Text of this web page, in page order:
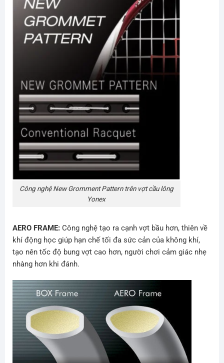
Công nghệ New Gromment Pattern trên vợt cầu lông
Yonex
AERO FRAME: Công nghệ tạo ra cạnh vợt bầu hơn, thiên về
khí động học giúp hạn chế tối đa sức cản của không khí,
tạo nên tốc độ bung vợt cao hơn, người chơi cảm giác nhẹ
nhàng hơn khi đánh.